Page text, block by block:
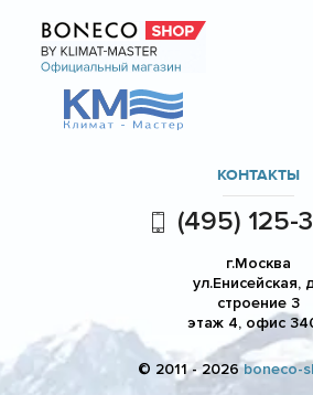
КОНТАКТЫ
(495) 125-
г.Москва
ул.Енисейская,
строение 3
этаж 4, офис
© 2011 - 2026boneco-